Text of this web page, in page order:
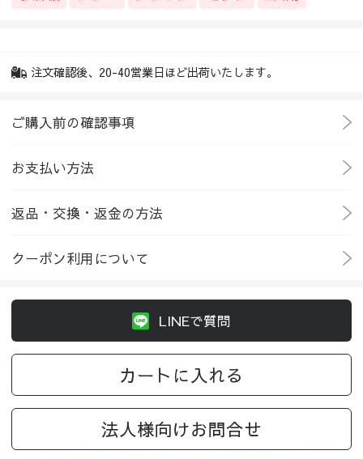
注文確認後、20-40営業日ほど出荷いたします。
ご購入前の確認事項
お支払い方法
返品・交換・返金の方法
クーポン利用について
LINEで質問
カートに入れる
法人様向けお問合せ